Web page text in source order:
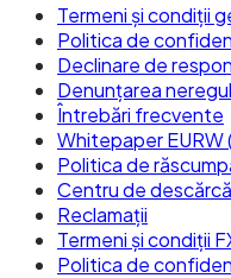
Termeni și condiții
Politica de
Declinare de
Denunțarea
Întrebări frecvente
Whitepaper
Politica de
Centru de
Reclamații
Termeni și condiții
Politica de